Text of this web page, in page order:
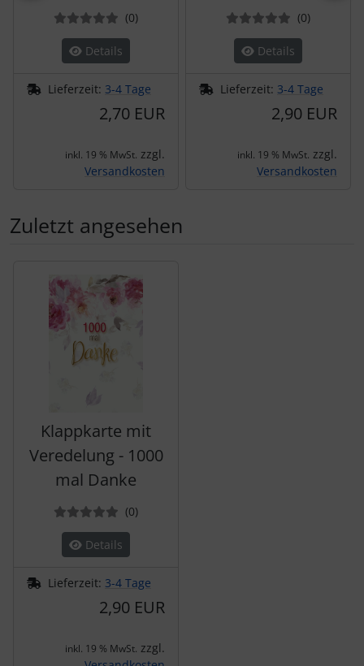
(0Bewertungen
)
Details
Lieferzeit: 3-4 Tage
2,70 EUR
inkl. 19 % MwSt. zzgl.
Versandkosten
(0)
Details
Lieferzeit: 3-4 Tage
2,90 EUR
inkl. 19 % MwSt. zzgl.
Versandkosten
Zuletzt angesehen
Klappkarte mit
Veredelung - 1000
mal Danke
(0Bewertungen
)
Details
Lieferzeit: 3-4 Tage
2,90 EUR
inkl. 19 % MwSt. zzgl.